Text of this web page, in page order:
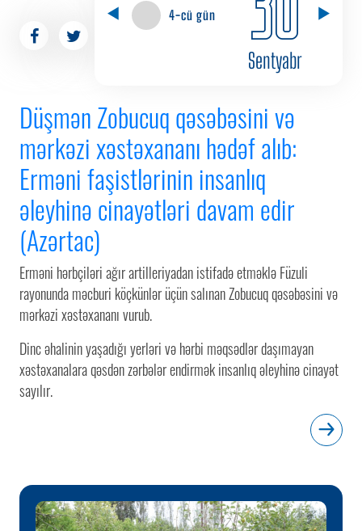
4-cü gün
Sentyabr
Düşmən Zobucuq qəsəbəsini və
mərkəzi xəstəxananı hədəf alıb:
Erməni faşistlərinin insanlıq
əleyhinə cinayətləri davam edir
(Azərtac)
Erməni hərbçiləri ağır artilleriyadan istifadə etməklə Füzuli
rayonunda məcburi köçkünlər üçün salınan Zobucuq qəsəbəsini və
mərkəzi xəstəxananı vurub.
Dinc əhalinin yaşadığı yerləri və hərbi məqsədlər daşımayan
xəstəxanalara qəsdən zərbələr endirmək insanlıq əleyhinə cinayət
sayılır.